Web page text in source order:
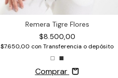
Remera Tigre Flores
$8.500,00
$7.650,00 con Transferencia o depósito
Comprar